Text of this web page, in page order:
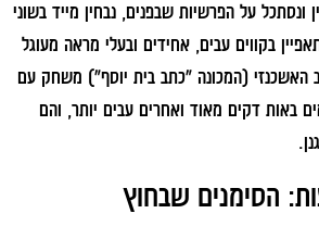
על הפרשיות שבפנים, נבחין מייד בשוני
בקווים עבים, אחידים ובעלי מראה מעוגל
האשכנזי (המכונה "כתב בית יוסף") משחק עם
באות דקים מאוד ואחרים עבים יותר, והם
הסימנים שבחוץ